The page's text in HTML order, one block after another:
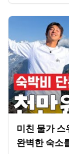
미친 물가 스
완벽한 숙소